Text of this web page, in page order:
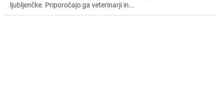
ljubljenčke. Priporočajo ga veterinarji in...